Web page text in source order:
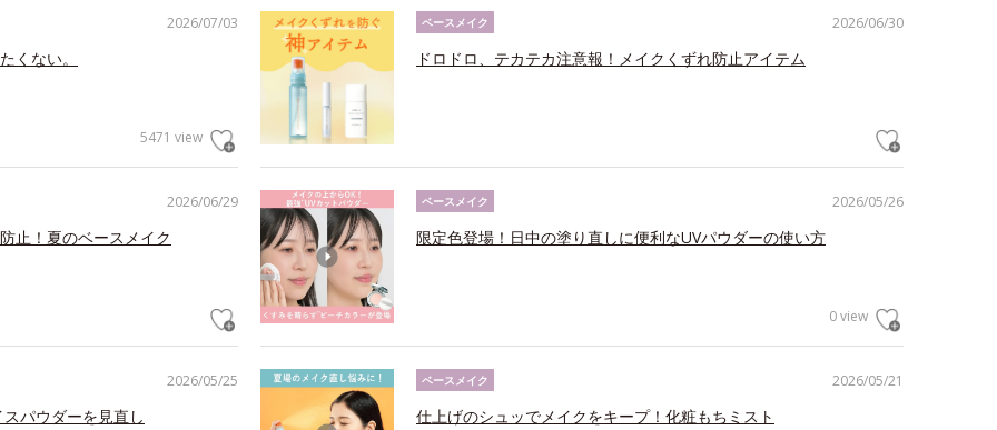
2026/07/03
くない。
5471 view
2026/06/30
ベースメイク
ドロドロ、テカテカ注意報！メイクくずれ防止アイテム
2026/06/29
止！夏のベースメイク
2026/05/26
ベースメイク
限定色登場！日中の塗り直しに便利なUVパウダーの使い方
0 view
2026/05/25
パウダーを見直し
2026/05/21
ベースメイク
仕上げのシュッでメイクをキープ！化粧もちミスト